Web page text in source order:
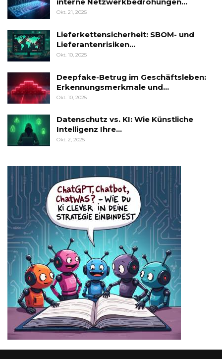
interne Netzwerkbedrohungen…
Okt. 21, 2025
Lieferkettensicherheit: SBOM- und
Lieferantenrisiken…
Okt. 10, 2025
Deepfake-Betrug im Geschäftsleben:
Erkennungsmerkmale und…
Okt. 10, 2025
Datenschutz vs. KI: Wie Künstliche
Intelligenz Ihre…
Okt. 2, 2025